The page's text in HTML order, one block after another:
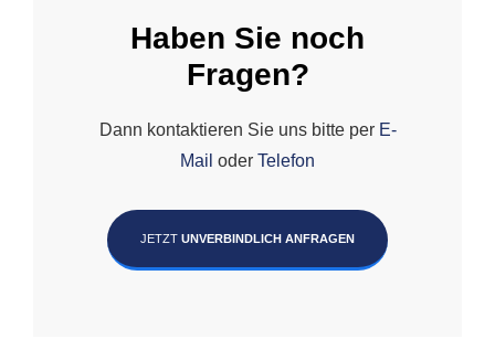
Haben Sie noch
Fragen?
Dann kontaktieren Sie uns bitte per E-
Mail oder Telefon
JETZT UNVERBINDLICH ANFRAGEN